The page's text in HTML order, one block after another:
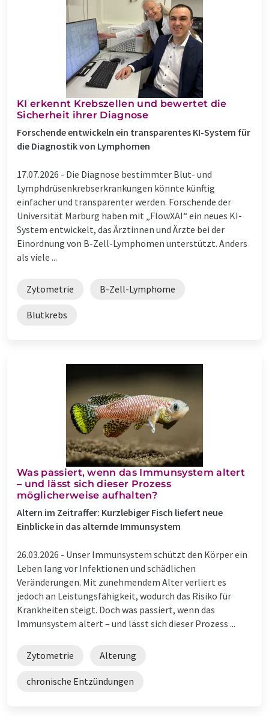
KI erkennt Krebszellen und bewertet die
Sicherheit ihrer Diagnose
Forschende entwickeln ein transparentes KI-System für
die Diagnostik von Lymphomen
17.07.2026 - Die Diagnose bestimmter Blut- und
Lymphdrüsenkrebserkrankungen könnte künftig
einfacher und transparenter werden. Forschende der
Universität Marburg haben mit „FlowXAI“ ein neues KI-
System entwickelt, das Ärztinnen und Ärzte bei der
Einordnung von B-Zell-Lymphomen unterstützt. Anders
als viele ...
Zytometrie B-Zell-Lymphome
Blutkrebs
Was passiert, wenn das Immunsystem altert
– und lässt sich dieser Prozess
möglicherweise aufhalten?
Altern im Zeitraffer: Kurzlebiger Fisch liefert neue
Einblicke in das alternde Immunsystem
26.03.2026 - Unser Immunsystem schützt den Körper ein
Leben lang vor Infektionen und schädlichen
Veränderungen. Mit zunehmendem Alter verliert es
jedoch an Leistungsfähigkeit, wodurch das Risiko für
Krankheiten steigt. Doch was passiert, wenn das
Immunsystem altert – und lässt sich dieser Prozess ...
Zytometrie Alterung
chronische Entzündungen